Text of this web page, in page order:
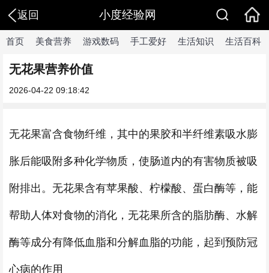
返回 小度经验网
首页 美食营养 游戏数码 手工爱好 生活知识 生活百科
无花果营养价值
2026-04-22 09:18:42
无花果富含食物纤维，其中的果胶和半纤维素吸水膨
胀后能吸附多种化学物质，使肠道内的有害物质被吸
附排出。无花果含有苹果酸、柠檬酸、蛋白酶等，能
帮助人体对食物的消化，无花果所含的脂肪酶、水解
酶等成分有降低血脂和分解血脂的功能，起到预防冠
心病的作用